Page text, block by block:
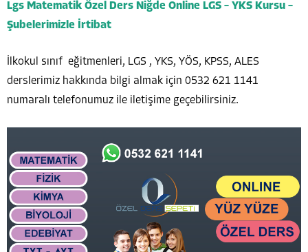
Lgs Matematik Özel Ders Niğde Online LGS – YKS Kursu –
Şubelerimizle İrtibat
İlkokul sınıf eğitmenleri, LGS , YKS, YÖS, KPSS, ALES
derslerimiz hakkında bilgi almak için 0532 621 1141
numaralı telefonumuz ile iletişime geçebilirsiniz.